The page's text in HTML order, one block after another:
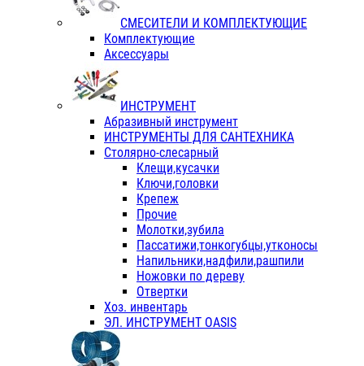
СМЕСИТЕЛИ И КОМПЛЕКТУЮЩИЕ
Комплектующие
Аксессуары
ИНСТРУМЕНТ
Абразивный инструмент
ИНСТРУМЕНТЫ ДЛЯ САНТЕХНИКА
Столярно-слесарный
Клещи,кусачки
Ключи,головки
Крепеж
Прочие
Молотки,зубила
Пассатижи,тонкогубцы,утконосы
Напильники,надфили,рашпили
Ножовки по дереву
Отвертки
Хоз. инвентарь
ЭЛ. ИНСТРУМЕНТ OASIS